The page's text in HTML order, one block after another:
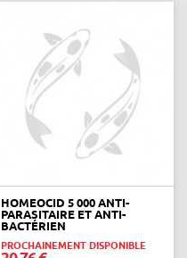
HOMEOCID 5 000 ANTI-
PARASITAIRE ET ANTI-
BACTÉRIEN
PROCHAINEMENT DISPONIBLE